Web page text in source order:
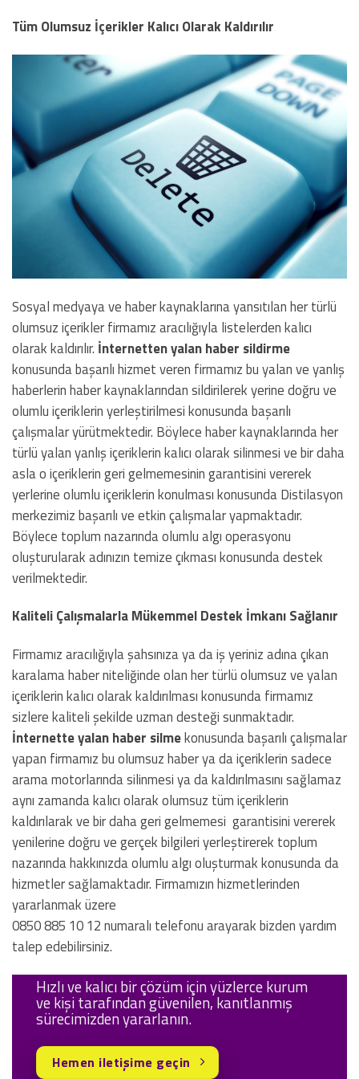
Tüm Olumsuz İçerikler Kalıcı Olarak Kaldırılır
Sosyal medyaya ve haber kaynaklarına yansıtılan her türlü
olumsuz içerikler firmamız aracılığıyla listelerden kalıcı
olarak kaldırılır. İnternetten yalan haber sildirme
konusunda başarılı hizmet veren firmamız bu yalan ve yanlış
haberlerin haber kaynaklarından sildirilerek yerine doğru ve
olumlu içeriklerin yerleştirilmesi konusunda başarılı
çalışmalar yürütmektedir. Böylece haber kaynaklarında her
türlü yalan yanlış içeriklerin kalıcı olarak silinmesi ve bir daha
asla o içeriklerin geri gelmemesinin garantisini vererek
yerlerine olumlu içeriklerin konulması konusunda Distilasyon
merkezimiz başarılı ve etkin çalışmalar yapmaktadır.
Böylece toplum nazarında olumlu algı operasyonu
oluşturularak adınızın temize çıkması konusunda destek
verilmektedir.
Kaliteli Çalışmalarla Mükemmel Destek İmkanı Sağlanır
Firmamız aracılığıyla şahsınıza ya da iş yeriniz adına çıkan
karalama haber niteliğinde olan her türlü olumsuz ve yalan
içeriklerin kalıcı olarak kaldırılması konusunda firmamız
sizlere kaliteli şekilde uzman desteği sunmaktadır.
İnternette yalan haber silmekonusunda başarılı çalışmalar
yapan firmamız bu olumsuz haber ya da içeriklerin sadece
arama motorlarında silinmesi ya da kaldırılmasını sağlamaz
aynı zamanda kalıcı olarak olumsuz tüm içeriklerin
kaldırılarak ve bir daha geri gelmemesi garantisini vererek
yenilerine doğru ve gerçek bilgileri yerleştirerek toplum
nazarında hakkınızda olumlu algı oluşturmak konusunda da
hizmetler sağlamaktadır. Firmamızın hizmetlerinden
yararlanmak üzere
0850 885 10 12 numaralı telefonu arayarak bizden yardım
talep edebilirsiniz.
Hızlı ve kalıcı bir çözüm için yüzlerce kurum
ve kişi tarafından güvenilen, kanıtlanmış
sürecimizden yararlanın.
Hemen iletişime geçin